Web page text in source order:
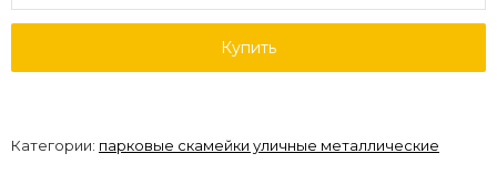
Купить
Категории: парковые скамейки уличные металлические